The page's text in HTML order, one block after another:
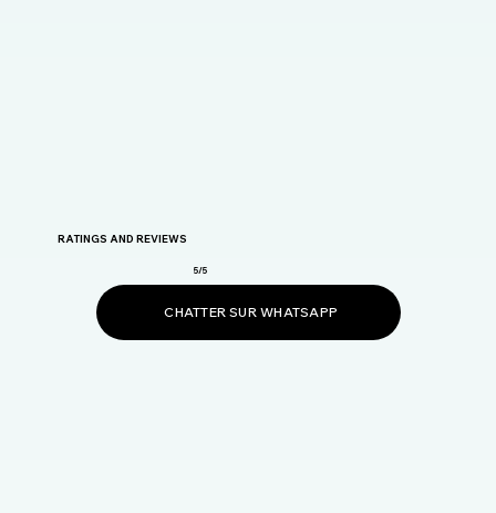
RATINGS AND REVIEWS
5/5
CHATTER SUR WHATSAPP